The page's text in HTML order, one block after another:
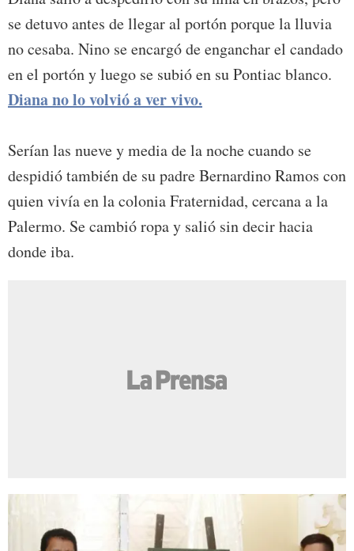
se detuvo antes de llegar al portón porque la lluvia
no cesaba. Nino se encargó de enganchar el candado
en el portón y luego se subió en su Pontiac blanco.
Diana no lo volvió a ver vivo.
Serían las nueve y media de la noche cuando se
despidió también de su padre Bernardino Ramos con
quien vivía en la colonia Fraternidad, cercana a la
Palermo. Se cambió ropa y salió sin decir hacia
donde iba.